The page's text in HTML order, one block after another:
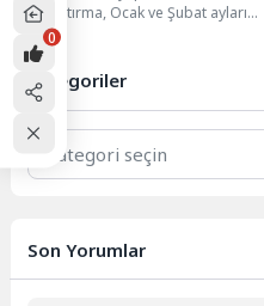
araştırma, Ocak ve Şubat ayları
arasında ülkede koronavirüs
salgınında vakaların belirgin
Kategoriler
Kategoriler
Son Yorumlar
0